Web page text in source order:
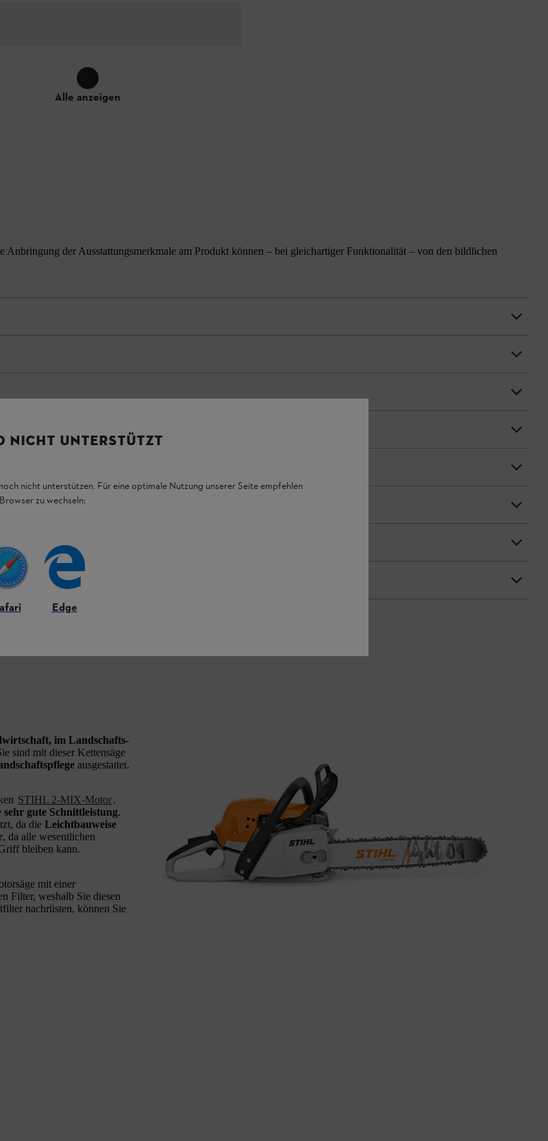
Alle anzeigen
der Ausstattungsmerkmale am Produkt können – bei gleichartiger Funktionalität – von den bildlichen
im Landschafts-
sind mit dieser Kettensäge
ausgestattet.
STIHL 2-MIX-Motor.
sehr gute Schnittleistung.
da die Leichtbauweise
, da alle wesentlichen
bleiben kann.
mit einer
Filter, weshalb Sie diesen
nachrüsten, können Sie
NICHT UNTERSTÜTZT
nicht unterstützen. Für eine optimale Nutzung unserer Seite empfehlen
zu wechseln:
Edge